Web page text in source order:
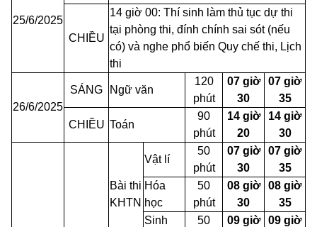
25/6/2025
CHIỀU
14 giờ 00: Thí sinh làm thủ tục dự thi
tại phòng thi, đính chính sai sót (nếu
có) và nghe phổ biến Quy chế thi, Lịch
thi
26/6/2025
SÁNG Ngữ văn
120
phút
07 giờ
30
07 giờ
35
CHIỀU Toán
90
phút
14 giờ
20
14 giờ
30
Bài thi
KHTN
Vật lí
50
phút
07 giờ
30
07 giờ
35
Hóa
học
50
phút
08 giờ
30
08 giờ
35
Sinh
50
09 giờ
09 giờ